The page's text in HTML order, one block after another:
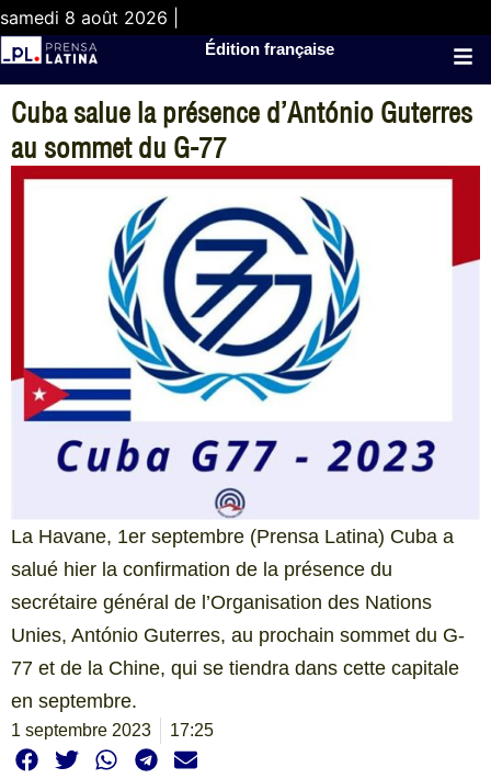
samedi 8 août 2026 |
Édition française
Cuba salue la présence d’António Guterres
au sommet du G-77
La Havane, 1er septembre (Prensa Latina) Cuba a
salué hier la confirmation de la présence du
secrétaire général de l’Organisation des Nations
Unies, António Guterres, au prochain sommet du G-
77 et de la Chine, qui se tiendra dans cette capitale
en septembre.
1 septembre 2023 17:25